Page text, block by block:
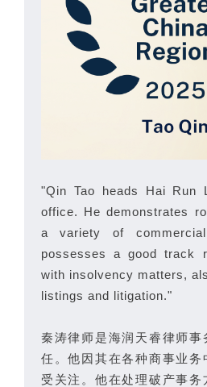
"Qin Tao heads Hai Run
office. He demonstrates
a variety of
possesses a good track
with insolvency matters,
listings and litigation."
秦涛律师是海润天睿律师事
任。他因其在各种商事业务
受关注。他在处理破产事务